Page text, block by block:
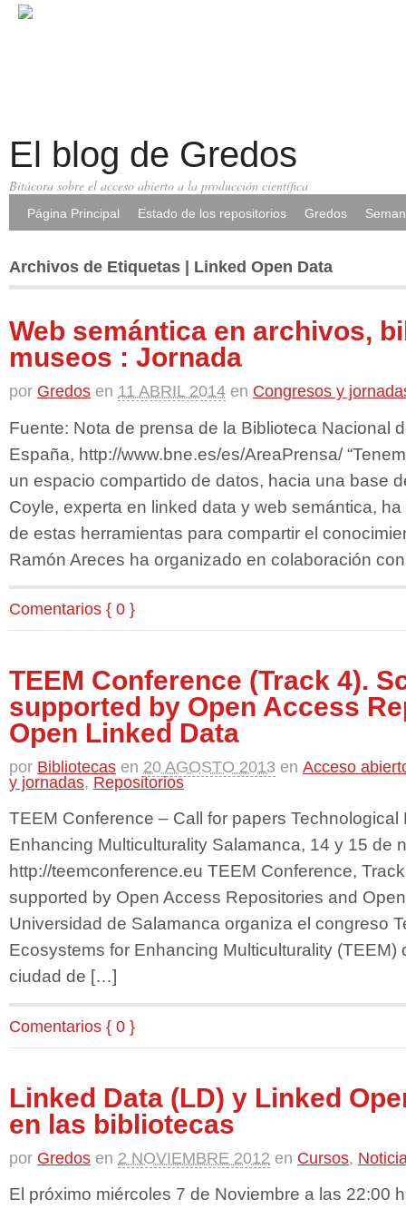
El blog de Gredos
Bitácora sobre el acceso abierto a la producción científica
Página Principal Estado de los repositorios Gredos
Archivos de Etiquetas | Linked Open Data
Web semántica en archivos,
museos : Jornada
por Gredos en 11 ABRIL 2014 en Congresos y
Fuente: Nota de prensa de la Biblioteca Nacional
España, http://www.bne.es/es/AreaPrensa/
un espacio compartido de datos, hacia una base
Coyle, experta en linked data y web semántica,
de estas herramientas para compartir el
Ramón Areces ha organizado en colaboración
Comentarios { 0 }
TEEM Conference (Track 4).
supported by Open Access
Open Linked Data
por Bibliotecas en 20 AGOSTO 2013 en Acceso
y jornadas, Repositorios
TEEM Conference – Call for papers Technological
Enhancing Multiculturality Salamanca, 14 y 15 de
http://teemconference.eu TEEM Conference,
supported by Open Access Repositories and
Universidad de Salamanca organiza el congreso
Ecosystems for Enhancing Multiculturality (TEEM)
ciudad de […]
Comentarios { 0 }
Linked Data (LD) y Linked
en las bibliotecas
por Gredos en 2 NOVIEMBRE 2012 en Cursos,
El próximo miércoles 7 de Noviembre a las 22:00